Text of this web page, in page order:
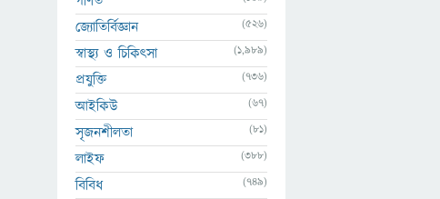
জ্যোতির্বিজ্ঞান (526)
স্বাস্থ্য ও চিকিৎসা (1,989)
প্রযুক্তি (736)
আইকিউ (67)
সৃজনশীলতা (81)
লাইফ (388)
বিবিধ (749)